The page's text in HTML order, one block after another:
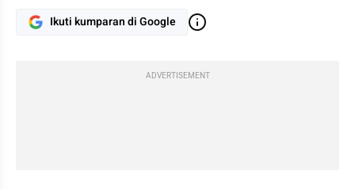
Ikuti kumparan di Google
ADVERTISEMENT